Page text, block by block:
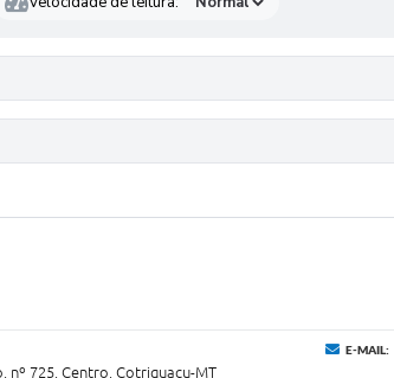
E-MAIL:
nº 725, Centro, Cotriguaçu-MT